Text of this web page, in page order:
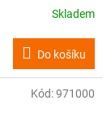
Skladem
Do košíku
Kód:971000